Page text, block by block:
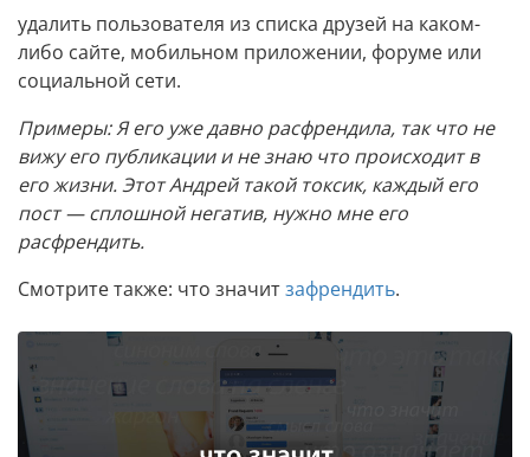
удалить пользователя из списка друзей на каком-
либо сайте, мобильном приложении, форуме или
социальной сети.
Примеры: Я его уже давно расфрендила, так что не
вижу его публикации и не знаю что происходит в
его жизни. Этот Андрей такой токсик, каждый его
пост — сплошной негатив, нужно мне его
расфрендить.
Смотрите также: что значитзафрендить.